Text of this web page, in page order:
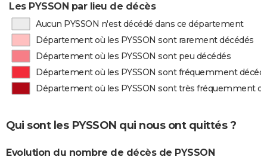
Les PYSSON par lieu de décès
Aucun PYSSON n'est décédé dans ce département
Département où les PYSSON sont rarement décédés
Département où les PYSSON sont peu décédés
Département où les PYSSON sont fréquemment
Département où les PYSSON sont très fréquemment
Qui sont les PYSSON qui nous ont quittés ?
Evolution du nombre de décès de PYSSON